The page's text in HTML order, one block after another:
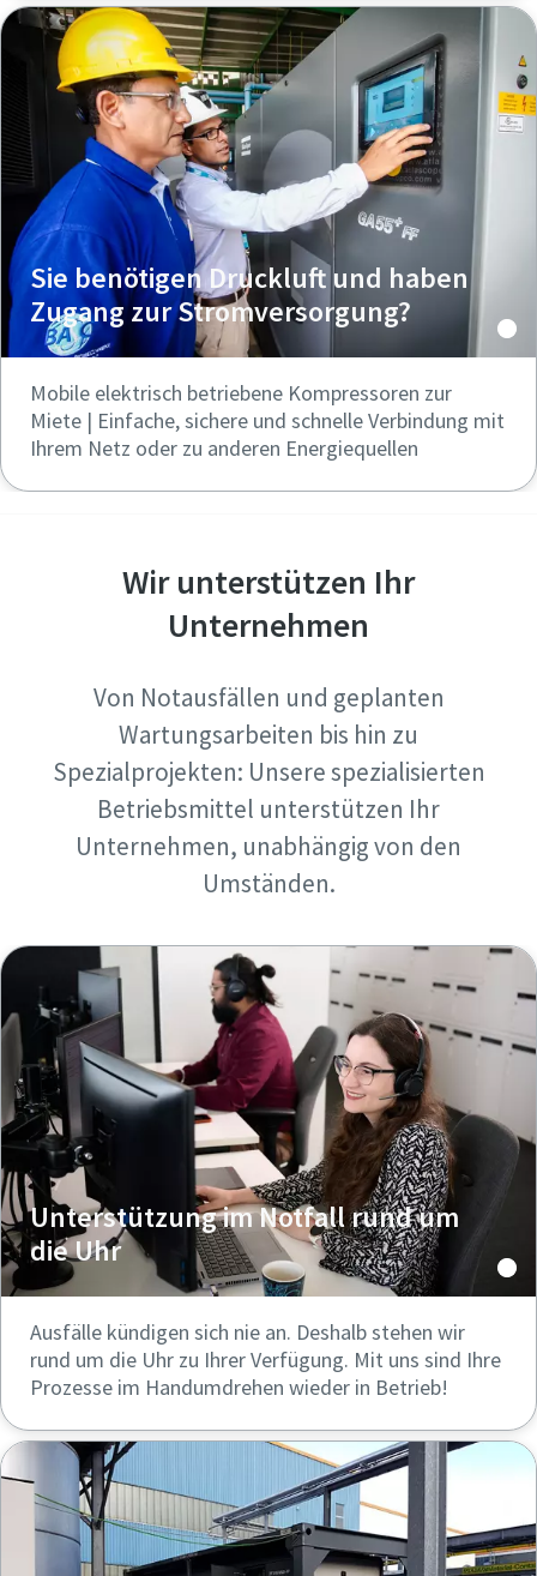
Sie benötigen Druckluft und haben
Zugang zur Stromversorgung?
Mobile elektrisch betriebene Kompressoren zur
Miete | Einfache, sichere und schnelle Verbindung mit
Ihrem Netz oder zu anderen Energiequellen
Wir unterstützen Ihr
Unternehmen
Von Notausfällen und geplanten
Wartungsarbeiten bis hin zu
Spezialprojekten: Unsere spezialisierten
Betriebsmittel unterstützen Ihr
Unternehmen, unabhängig von den
Umständen.
Unterstützung im Notfall rund um
die Uhr
Ausfälle kündigen sich nie an. Deshalb stehen wir
rund um die Uhr zu Ihrer Verfügung. Mit uns sind Ihre
Prozesse im Handumdrehen wieder in Betrieb!